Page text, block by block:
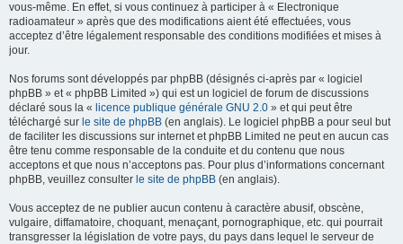
vous-même. En effet, si vous continuez à participer à « Electronique
radioamateur » après que des modifications aient été effectuées, vous
acceptez d’être légalement responsable des conditions modifiées et mises à
jour.
Nos forums sont développés par phpBB (désignés ci-après par « logiciel
phpBB » et « phpBB Limited ») qui est un logiciel de forum de discussions
déclaré sous la « licence publique générale GNU 2.0 » et qui peut être
téléchargé sur le site de phpBB (en anglais). Le logiciel phpBB a pour seul but
de faciliter les discussions sur internet et phpBB Limited ne peut en aucun cas
être tenu comme responsable de la conduite et du contenu que nous
acceptons et que nous n’acceptons pas. Pour plus d’informations concernant
phpBB, veuillez consulter le site de phpBB (en anglais).
Vous acceptez de ne publier aucun contenu à caractère abusif, obscène,
vulgaire, diffamatoire, choquant, menaçant, pornographique, etc. qui pourrait
transgresser la législation de votre pays, du pays dans lequel le serveur de